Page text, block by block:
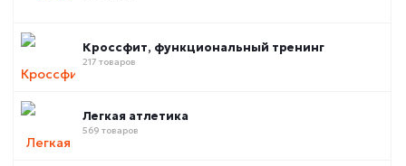
Кроссфит, функциональный тренинг
217 товаров
Легкая атлетика
569 товаров